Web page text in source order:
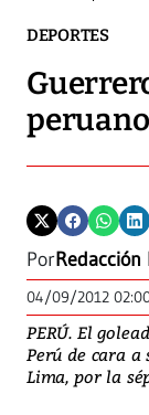
DEPORTES
peruano
Por
04/09/2012
PERÚ. El
Perú de cara a
Lima, por la